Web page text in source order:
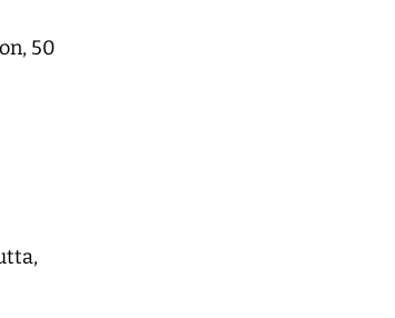
50